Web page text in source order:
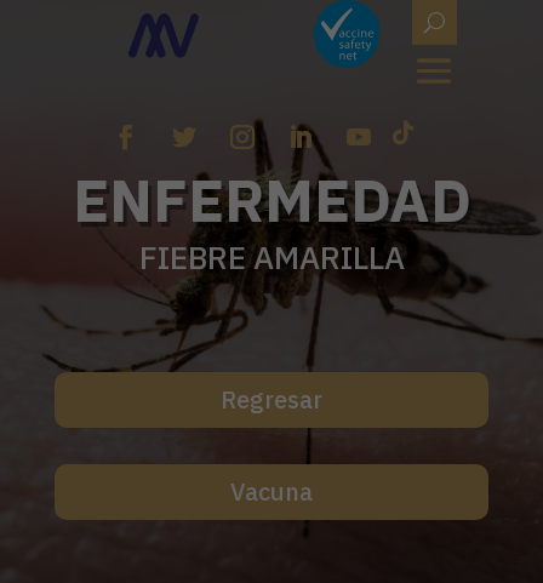
ENFERMEDAD
FIEBRE AMARILLA
Regresar
Vacuna